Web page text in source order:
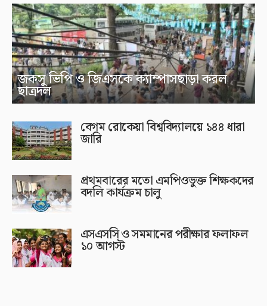
জকসু ভিপি ও জিএসকে ক্যাম্পাসছাড়া করল
ছাত্রদল
বেগম রোকেয়া বিশ্ববিদ্যালয়ে ১৪৪ ধারা
জারি
প্রথমবারের মতো এমপিওভুক্ত শিক্ষকদের
বদলি কার্যক্রম চালু
এসএসসি ও সমমানের পরীক্ষার ফলাফল
১০ আগস্ট